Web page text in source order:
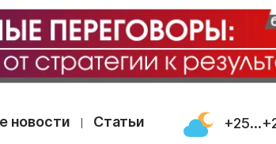
новости Статьи